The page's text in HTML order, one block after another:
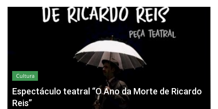
Cultura
Espectáculo teatral “O Ano da Morte de Ricardo
Reis”